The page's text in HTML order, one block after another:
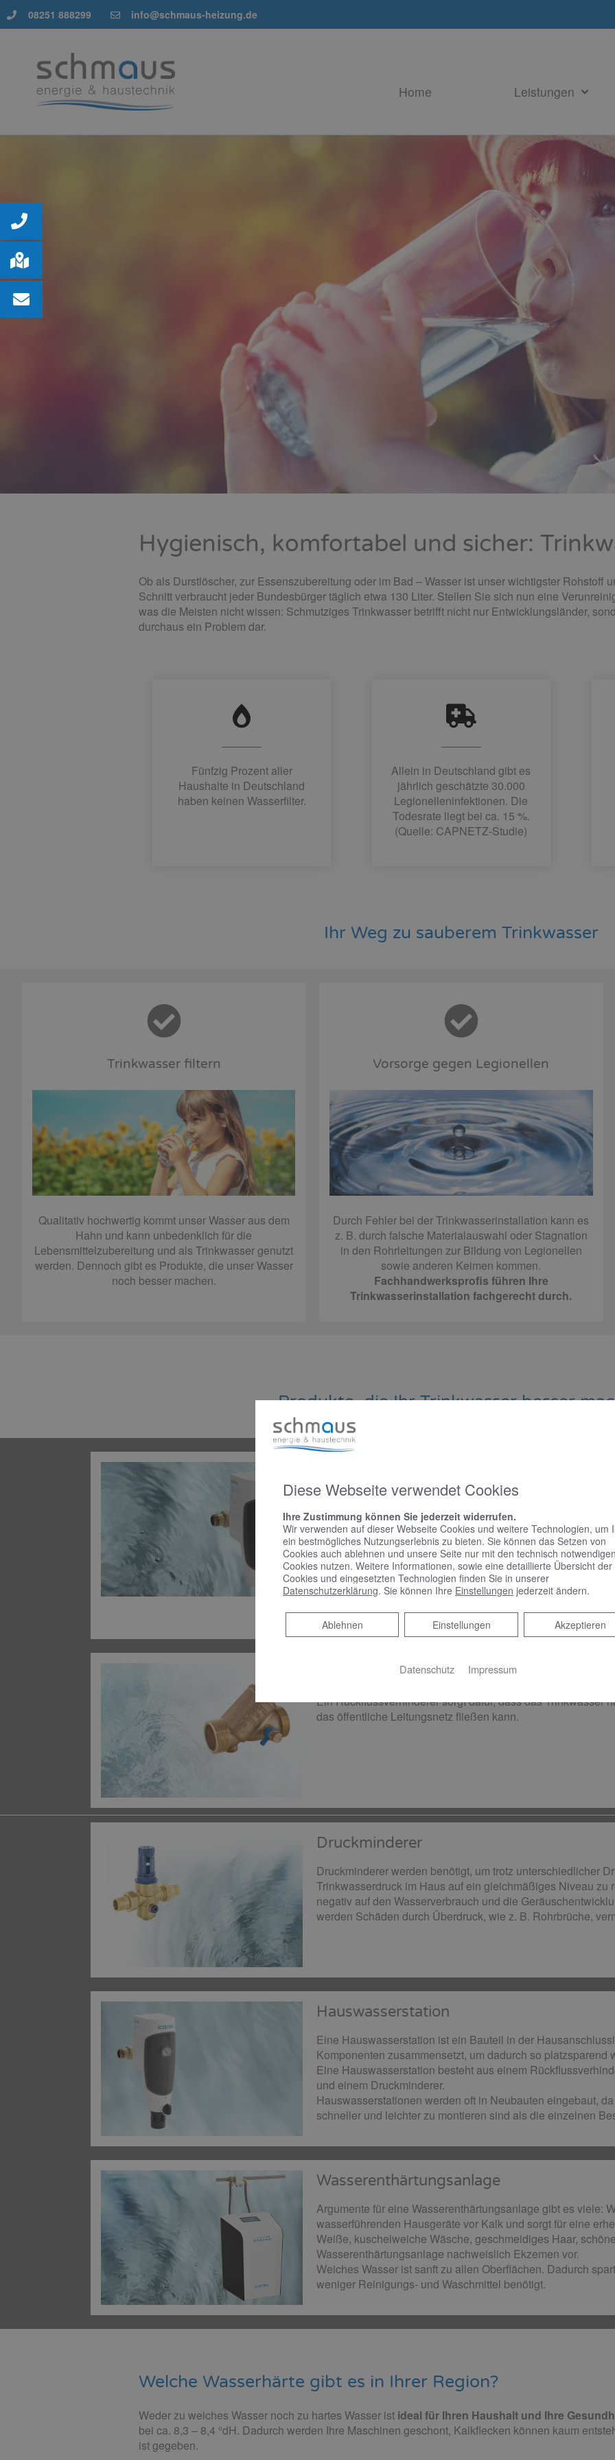
08251 888299 info@schmaus-heizung.de
Home Leistungen
Hygienisch, komfortabel und sicher:
Ob als Durstlöscher, zur Essenszubereitung oder im Bad – Wasser ist unser wichtigster Rohstoff
Schnitt verbraucht jeder Bundesbürger täglich etwa 130 Liter. Stellen Sie sich nun eine
was die Meisten nicht wissen: Schmutziges Trinkwasser betrifft nicht nur Entwicklungsländer,
durchaus ein Problem dar.
Fünfzig Prozent aller
Haushalte in Deutschland
haben keinen Wasserfilter.
Allein in Deutschland gibt es
jährlich geschätzte 30.000
Legionelleninfektionen. Die
Todesrate liegt bei ca. 15 %.
(Quelle: CAPNETZ-Studie)
Ihr Weg zu sauberem Trinkwasser
Trinkwasser filtern
Qualitativ hochwertig kommt unser Wasser aus dem
Hahn und kann unbedenklich für die
Lebensmittelzubereitung und als Trinkwasser genutzt
werden. Dennoch gibt es Produkte, die unser Wasser
noch besser machen.
Vorsorge gegen Legionellen
Durch Fehler bei der Trinkwasserinstallation kann es
z. B. durch falsche Materialauswahl oder Stagnation
in den Rohrleitungen zur Bildung von Legionellen
sowie anderen Keimen kommen.
Fachhandwerksprofis führen Ihre
Trinkwasserinstallation fachgerecht durch.
Produkte, die Ihr Trinkwasser besser
Schmutziges Trinkwasser betrifft nicht nur
durchaus ein Problem dar. Sobald es im öffentlichen Netz
Rohrspülung durch den Versorger kommt, können Sand
Wasserfilter halten im Trinkwasser mitgeführte Partikel wie
Rostteilchen zurück und schützen somit die gesamte
Verunreinigung. Gemäß der Trinkwasserverordnung muss
nach dem Wasserzähler ein Schutzfilter eingebaut sein. Ist
regelmäßige Wartung oftmals außer Acht gelassen. Die
nicht mehr gewährleistet werden.
Rückflussverhinderer​
Ein Rückflussverhinderer sorgt dafür, dass das Trinkwasser
das öffentliche Leitungsnetz fließen kann.
Druckminderer​
Druckminderer werden benötigt, um trotz unterschiedlicher
Trinkwasserdruck im Haus auf ein gleichmäßiges Niveau zu
negativ auf den Wasserverbrauch und die
werden Schäden durch Überdruck, wie z. B. Rohrbrüche,
Hauswasserstation
Eine Hauswasserstation ist ein Bauteil in der
Komponenten zusammensetzt, um dadurch so platzsparend
Eine Hauswasserstation besteht aus einem
und einem Druckminderer.
Hauswasserstationen werden oft in Neubauten eingebaut,
schneller und leichter zu montieren sind als die einzelnen
Wasserenthärtungsanlage
Argumente für eine Wasserenthärtungsanlage gibt es viele:
wasserführenden Hausgeräte vor Kalk und sorgt für eine
Weiße, kuschelweiche Wäsche, geschmeidiges Haar,
Wasserenthärtungsanlage nachweislich Ekzemen vor.
Weiches Wasser ist sanft zu allen Oberflächen. Dadurch
weniger Reinigungs- und Waschmittel benötigt.
Welche Wasserhärte gibt es in Ihrer Region?
Weder zu weiches Wasser noch zu hartes Wasser ist ideal für Ihren Haushalt und Ihre
bei ca. 8,3 – 8,4 °dH. Dadurch werden Ihre Maschinen geschont, Kalkflecken können kaum
ist gegeben.
Diese Webseite verwendet Cookies
Ihre Zustimmung können Sie jederzeit widerrufen.
Wir verwenden auf dieser Webseite Cookies und weitere Technologien, um
ein bestmögliches Nutzungserlebnis zu bieten. Sie können das Setzen von
Cookies auch ablehnen und unsere Seite nur mit den technisch notwendigen
Cookies nutzen. Weitere Informationen, sowie eine detaillierte Übersicht der
Cookies und eingesetzten Technologien finden Sie in unserer
Datenschutzerklärung. Sie können Ihre Einstellungen jederzeit ändern.
Akzeptieren
Einstellungen
Ablehnen
Ablehnen
Datenschutz Impressum